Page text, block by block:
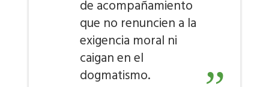
de acompañamiento
que no renuncien a la
exigencia moral ni
caigan en el
dogmatismo.